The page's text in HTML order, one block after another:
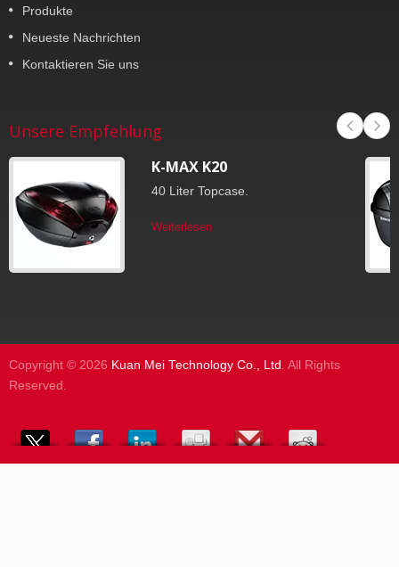
Produkte
Neueste Nachrichten
Kontaktieren Sie uns
Unsere Empfehlung
K-MAX K20
40 Liter Topcase.
Weiterlesen
Copyright © 2026 Kuan Mei Technology Co., Ltd . All Rights
Reserved.